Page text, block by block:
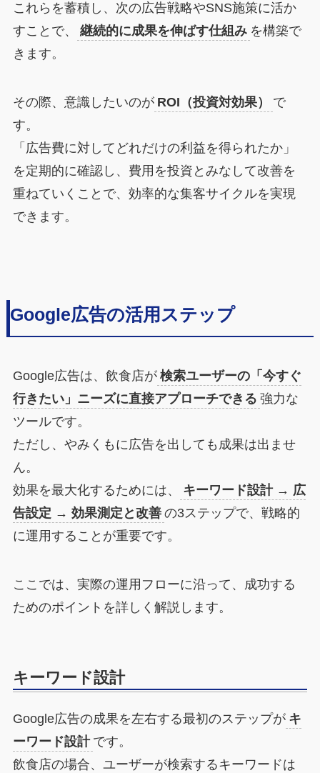
これらを蓄積し、次の広告戦略やSNS施策に活か
すことで、
継続的に成果を伸ばす仕組み を構築で
きます。
その際、意識したいのが ROI（投資対効果）
で
す。
「広告費に対してどれだけの利益を得られたか」
を定期的に確認し、費用を投資とみなして改善を
重ねていくことで、効率的な集客サイクルを実現
できます。
Google広告の活用ステップ
Google広告は、飲食店が 検索ユーザーの「今すぐ
行きたい」ニーズに直接アプローチできる 強力な
ツールです。
ただし、やみくもに広告を出しても成果は出ませ
ん。
効果を最大化するためには、
キーワード設計 → 広
告設定 → 効果測定と改善 の3ステップで、戦略的
に運用することが重要です。
ここでは、実際の運用フローに沿って、成功する
ためのポイントを詳しく解説します。
キーワード設計
Google広告の成果を左右する最初のステップが キ
ーワード設計 です。
飲食店の場合、ユーザーが検索するキーワードは